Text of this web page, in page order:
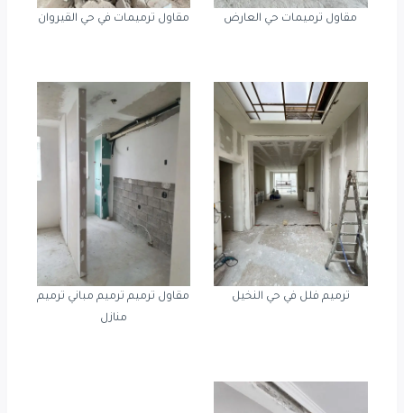
مقاول ترميمات حي العارض مقاول ترميمات في حي القيروان
ترميم فلل في حي النخيل
مقاول ترميم ترميم مباني ترميم
منازل